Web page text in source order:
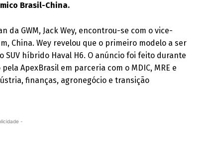
Brasil-China.
GWM, Jack Wey, encontrou-se com o vice-
China. Wey revelou que o primeiro modelo a ser
híbrido Haval H6. O anúncio foi feito durante
ApexBrasil em parceria com o MDIC, MRE e
finanças, agronegócio e transição
-